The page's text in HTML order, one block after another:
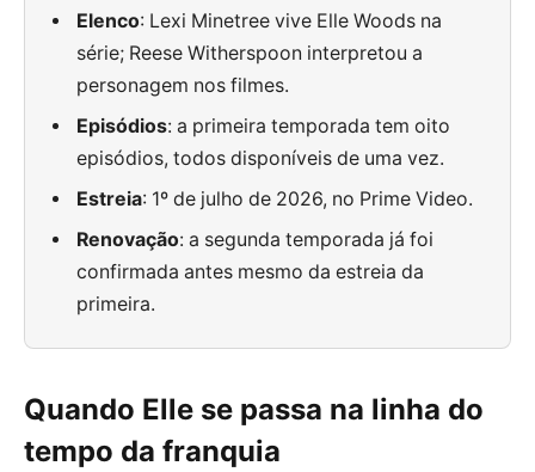
Elenco: Lexi Minetree vive Elle Woods na
série; Reese Witherspoon interpretou a
personagem nos filmes.
Episódios: a primeira temporada tem oito
episódios, todos disponíveis de uma vez.
Estreia: 1º de julho de 2026, no Prime Video.
Renovação: a segunda temporada já foi
confirmada antes mesmo da estreia da
primeira.
Quando Elle se passa na linha do
tempo da franquia